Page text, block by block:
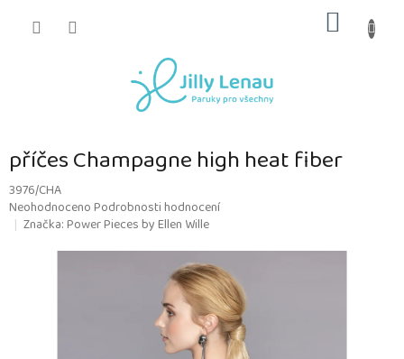
KOŠÍK
příčes Champagne high heat fiber
3976/CHA
Průměrné
hodnocení
NeohodnocenoPodrobnosti hodnocení
Značka:Power Pieces by Ellen Wille